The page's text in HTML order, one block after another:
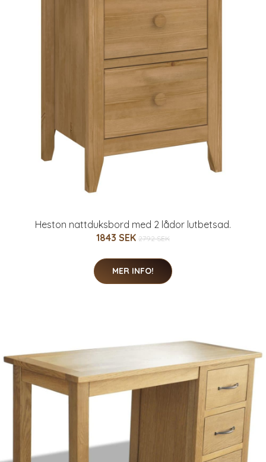
Heston nattduksbord med 2 lådor lutbetsad.
1843 SEK 2792 SEK
MER INFO!